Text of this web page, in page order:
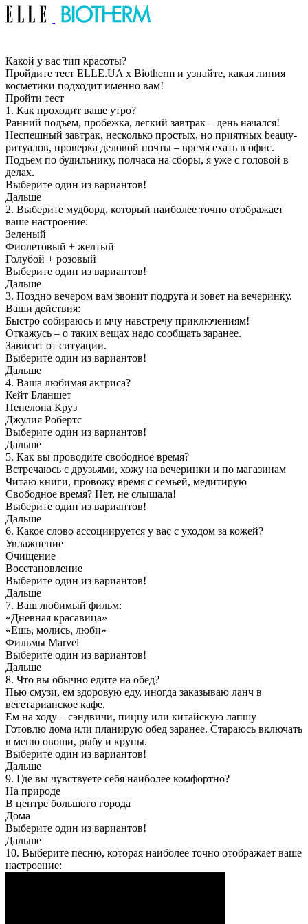
Какой у вас тип красоты?
Пройдите тест ELLE.UA х Biotherm и узнайте, какая линия
косметики подходит именно вам!
Пройти тест
1. Как проходит ваше утро?
Ранний подъем, пробежка, легкий завтрак – день начался!
Неспешный завтрак, несколько простых, но приятных beauty-
ритуалов, проверка деловой почты – время ехать в офис.
Подъем по будильнику, полчаса на сборы, я уже с головой в
делах.
Выберите один из вариантов!
Дальше
2. Выберите мудборд, который наиболее точно отображает
ваше настроение:
Зеленый
Фиолетовый + желтый
Голубой + розовый
Выберите один из вариантов!
Дальше
3. Поздно вечером вам звонит подруга и зовет на вечеринку.
Ваши действия:
Быстро собираюсь и мчу навстречу приключениям!
Откажусь – о таких вещах надо сообщать заранее.
Зависит от ситуации.
Выберите один из вариантов!
Дальше
4. Ваша любимая актриса?
Кейт Бланшет
Пенелопа Круз
Джулия Робертс
Выберите один из вариантов!
Дальше
5. Как вы проводите свободное время?
Встречаюсь с друзьями, хожу на вечеринки и по магазинам
Читаю книги, провожу время с семьей, медитирую
Свободное время? Нет, не слышала!
Выберите один из вариантов!
Дальше
6. Какое слово ассоциируется у вас с уходом за кожей?
Увлажнение
Очищение
Восстановление
Выберите один из вариантов!
Дальше
7. Ваш любимый фильм:
«Дневная красавица»
«Ешь, молись, люби»
Фильмы Marvel
Выберите один из вариантов!
Дальше
8. Что вы обычно едите на обед?
Пью смузи, ем здоровую еду, иногда заказываю ланч в
вегетарианское кафе.
Ем на ходу – сэндвичи, пиццу или китайскую лапшу
Готовлю дома или планирую обед заранее. Стараюсь включать
в меню овощи, рыбу и крупы.
Выберите один из вариантов!
Дальше
9. Где вы чувствуете себя наиболее комфортно?
На природе
В центре большого города
Дома
Выберите один из вариантов!
Дальше
10. Выберите песню, которая наиболее точно отображает ваше
настроение: